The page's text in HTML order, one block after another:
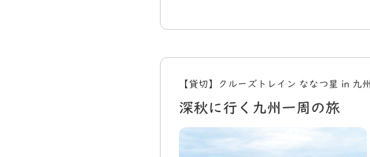
【貸切】クルーズトレイン ななつ星 in 九州
深秋に行く九州一周の旅